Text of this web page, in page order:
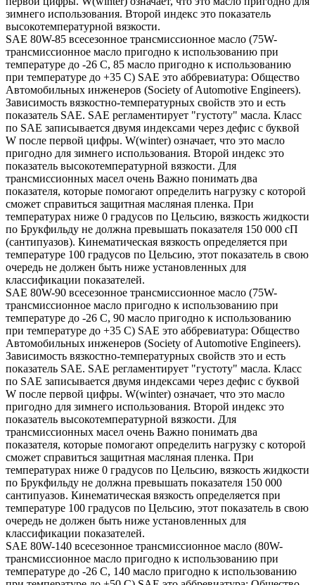
зимнего использования. Второй индекс это показатель
высокотемпературной вязкости.
SAE 80W-85 всесезонное трансмиссионное масло (75W-
трансмиссионное масло пригодно к использованию при
температуре до -26 С, 85 масло пригодно к использованию
при температуре до +35 С) SAE это аббревиатура: Общество
Автомобильных инженеров (Society of Automotive Engineers).
Зависимость вязкостно-температурных свойств это и есть
показатель SAE. SAE регламентирует "густоту" масла. Класс
по SAE записывается двумя индексами через дефис с буквой
W после первой цифры. W(winter) означает, что это масло
пригодно для зимнего использования. Второй индекс это
показатель высокотемпературной вязкости. Для
трансмиссионных масел очень Важно понимать два
показателя, которые помогают определить нагрузку с которой
сможет справиться защитная масляная пленка. При
температурах ниже 0 градусов по Цельсию, вязкость жидкости
по Брукфильду не должна превышать показателя 150 000 сП
(сантипуазов). Кинематическая вязкость определяется при
температуре 100 градусов по Цельсию, этот показатель в свою
очередь не должен быть ниже установленных для
классификации показателей.
SAE 80W-90 всесезонное трансмиссионное масло (75W-
трансмиссионное масло пригодно к использованию при
температуре до -26 С, 90 масло пригодно к использованию
при температуре до +35 С) SAE это аббревиатура: Общество
Автомобильных инженеров (Society of Automotive Engineers).
Зависимость вязкостно-температурных свойств это и есть
показатель SAE. SAE регламентирует "густоту" масла. Класс
по SAE записывается двумя индексами через дефис с буквой
W после первой цифры. W(winter) означает, что это масло
пригодно для зимнего использования. Второй индекс это
показатель высокотемпературной вязкости. Для
трансмиссионных масел очень Важно понимать два
показателя, которые помогают определить нагрузку с которой
сможет справиться защитная масляная пленка. При
температурах ниже 0 градусов по Цельсию, вязкость жидкости
по Брукфильду не должна превышать показателя 150 000
сантипуазов. Кинематическая вязкость определяется при
температуре 100 градусов по Цельсию, этот показатель в свою
очередь не должен быть ниже установленных для
классификации показателей.
SAE 80W-140 всесезонное трансмиссионное масло (80W-
трансмиссионное масло пригодно к использованию при
температуре до -26 С, 140 масло пригодно к использованию